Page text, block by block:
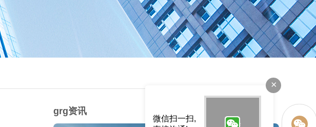
grg资讯
×
微信扫一扫,